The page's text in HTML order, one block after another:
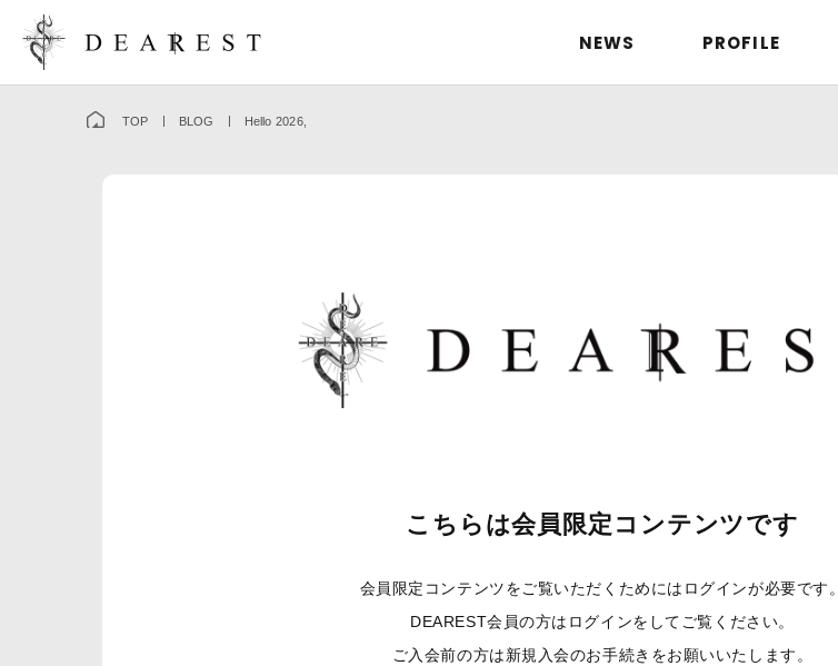
NEWS PROFILE
TOP BLOG Hello 2026,
こちらは会員限定コンテンツです
会員限定コンテンツをご覧いただくためにはログインが必要です。
DEAREST会員の方はログインをしてご覧ください。
ご入会前の方は新規入会のお手続きをお願いいたします。